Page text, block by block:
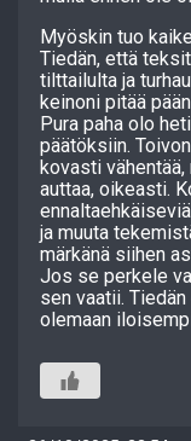
Myöskin tuo
Tiedän, että
tilttailulta ja
keinoni pitää
Pura paha olo
päätöksiin.
kovasti
auttaa, oikeasti.
ja muuta
märkänä siihen
Jos se perkele
sen vaatii.
olemaan